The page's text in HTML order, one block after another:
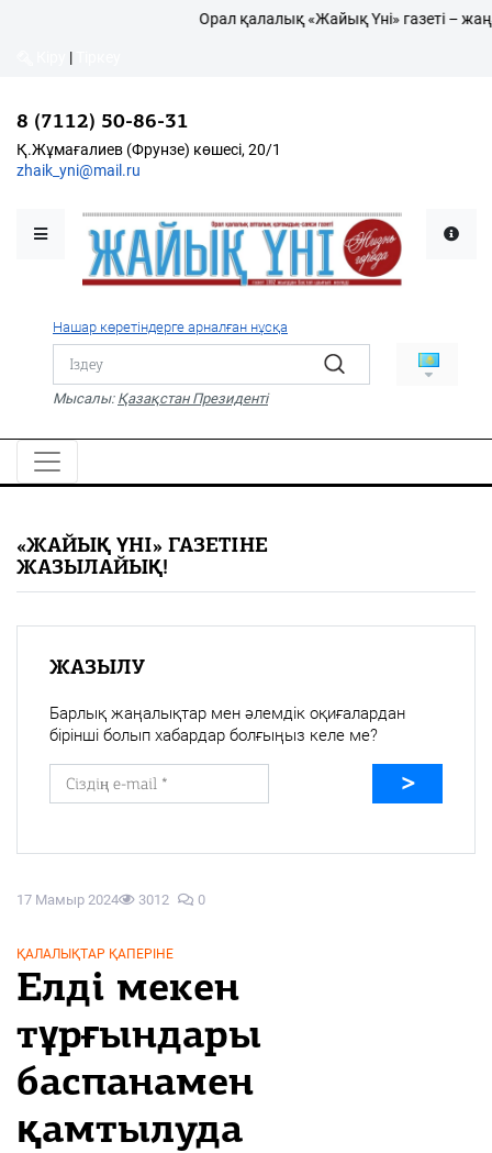
Қалалықтар қаперіне
Қоғам
Дені сау ұлт
Спорт
Жалын
PDF
«Жайық үні» — 33 жыл
Каталог
Қ.Жұмағалиев (Фрунзе)
Орал қалалық «Жайық Үні» газеті –
|
8 (7112) 50-86-31
Қ.Жұмағалиев (Фрунзе) көшесі, 20/1
zhaik_yni@mail.ru
Нашар көретіндерге арналған нұсқа
Мысалы: Қазақстан Президенті
17 Мамыр 2024 3012 0
ҚАЛАЛЫҚТАР ҚАПЕРІНЕ
Елді мекен
тұрғындары
баспанамен
қамтылуда
«ЖАЙЫҚ ҮНІ» ГАЗЕТІНЕ
ЖАЗЫЛАЙЫҚ!
ЖАЗЫЛУ
Барлық жаңалықтар мен әлемдік оқиғалардан
бірінші болып хабардар болғыңыз келе ме?